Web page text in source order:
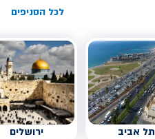
לכל הסניפים
תל אביב ירושלים